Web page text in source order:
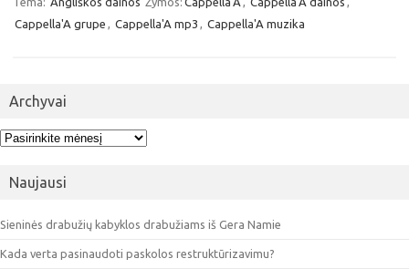
Cappella'A grupe , Cappella'A mp3 , Cappella'A muzika
Archyvai
Archyvai
Naujausi
Sieninės drabužių kabyklos drabužiams iš Gera Namie
Kada verta pasinaudoti paskolos restruktūrizavimu?